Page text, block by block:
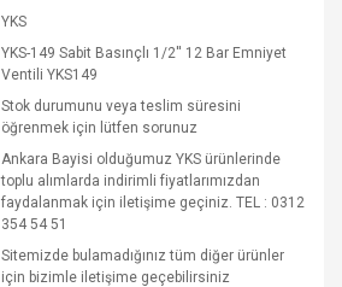
YKS
YKS-149 Sabit Basınçlı 1/2'' 12 Bar Emniyet
Ventili YKS149
Stok durumunu veya teslim süresini
öğrenmek için lütfen sorunuz
Ankara Bayisi olduğumuz YKS ürünlerinde
toplu alımlarda indirimli fiyatlarımızdan
faydalanmak için iletişime geçiniz. TEL : 0312
354 54 51
Sitemizde bulamadığınız tüm diğer ürünler
için bizimle iletişime geçebilirsiniz